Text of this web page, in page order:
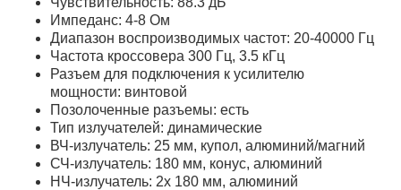
Импеданс: 4-8 Ом
Диапазон воспроизводимых частот: 20-40000 Гц
Частота кроссовера 300 Гц, 3.5 кГц
Разъем для подключения к усилителю
мощности: винтовой
Позолоченные разъемы: есть
Тип излучателей: динамические
ВЧ-излучатель: 25 мм, купол, алюминий/магний
СЧ-излучатель: 180 мм, конус, алюминий
НЧ-излучатель: 2х 180 мм, алюминий